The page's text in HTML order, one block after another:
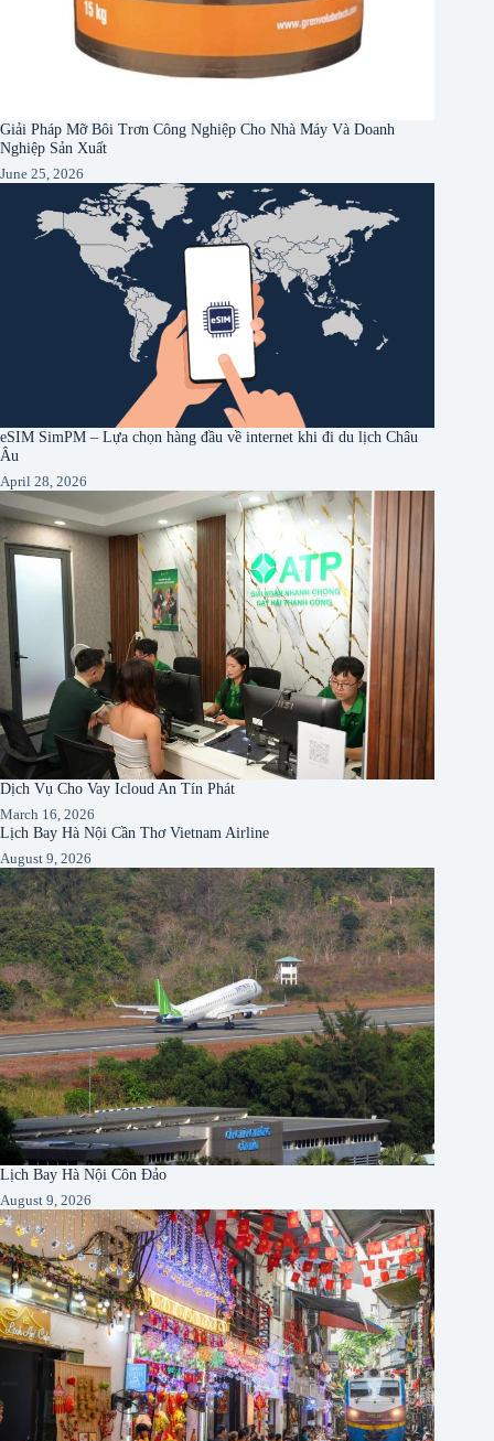
Giải Pháp Mỡ Bôi Trơn Công Nghiệp Cho Nhà Máy Và Doanh
Nghiệp Sản Xuất
June 25, 2026
eSIM SimPM – Lựa chọn hàng đầu về internet khi đi du lịch Châu
Âu
April 28, 2026
Dịch Vụ Cho Vay Icloud An Tín Phát
March 16, 2026
Lịch Bay Hà Nội Cần Thơ Vietnam Airline
August 9, 2026
Lịch Bay Hà Nội Côn Đảo
August 9, 2026